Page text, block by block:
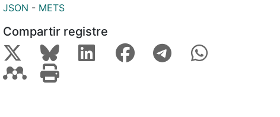
JSON - METS
Compartir registre